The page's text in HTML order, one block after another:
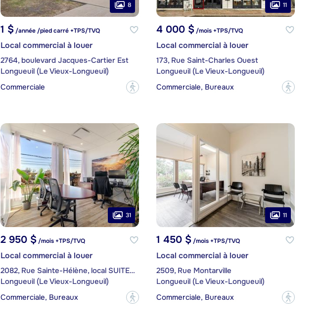
8
1 $/année /pied carré +TPS/TVQ
Local commercial à louer
2764, boulevard Jacques-Cartier Est
Longueuil (Le Vieux-Longueuil)
Commerciale
?
11
4 000 $/mois +TPS/TVQ
Local commercial à louer
173, Rue Saint-Charles Ouest
Longueuil (Le Vieux-Longueuil)
Commerciale, Bureaux
?
31
2 950 $/mois +TPS/TVQ
Local commercial à louer
2082, Rue Sainte-Hélène, local SUITE101
Longueuil (Le Vieux-Longueuil)
Commerciale, Bureaux
?
11
1 450 $/mois +TPS/TVQ
Local commercial à louer
2509, Rue Montarville
Longueuil (Le Vieux-Longueuil)
Commerciale, Bureaux
?